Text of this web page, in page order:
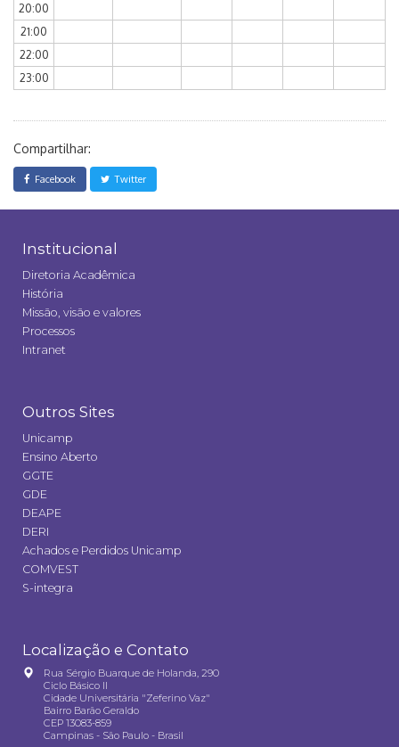
20:00
21:00
22:00
23:00
Compartilhar:
Facebook Twitter
Institucional
Diretoria Acadêmica
História
Missão, visão e valores
Processos
Intranet
Outros Sites
Unicamp
Ensino Aberto
GGTE
GDE
DEAPE
DERI
Achados e Perdidos Unicamp
COMVEST
S-integra
Localização e Contato
Rua Sérgio Buarque de Holanda, 290
Ciclo Básico II
Cidade Universitária "Zeferino Vaz"
Bairro Barão Geraldo
CEP 13083-859
Campinas - São Paulo - Brasil